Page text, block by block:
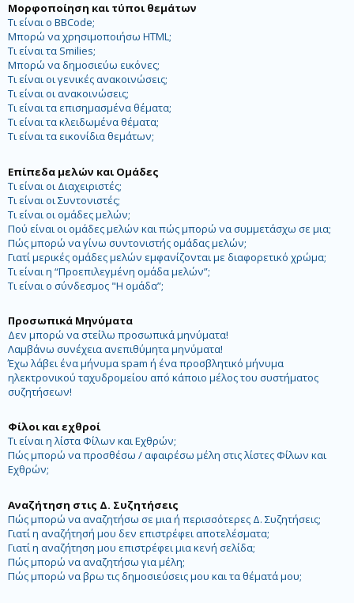
Μορφοποίηση και τύποι θεμάτων
Τι είναι ο BBCode;
Μπορώ να χρησιμοποιήσω HTML;
Τι είναι τα Smilies;
Μπορώ να δημοσιεύω εικόνες;
Τι είναι οι γενικές ανακοινώσεις;
Τι είναι οι ανακοινώσεις;
Τι είναι τα επισημασμένα θέματα;
Τι είναι τα κλειδωμένα θέματα;
Τι είναι τα εικονίδια θεμάτων;
Επίπεδα μελών και Ομάδες
Τι είναι οι Διαχειριστές;
Τι είναι οι Συντονιστές;
Τι είναι οι ομάδες μελών;
Πού είναι οι ομάδες μελών και πώς μπορώ να συμμετάσχω σε μια;
Πώς μπορώ να γίνω συντονιστής ομάδας μελών;
Γιατί μερικές ομάδες μελών εμφανίζονται με διαφορετικό χρώμα;
Τι είναι η “Προεπιλεγμένη ομάδα μελών”;
Τι είναι ο σύνδεσμος "Η ομάδα”;
Προσωπικά Μηνύματα
Δεν μπορώ να στείλω προσωπικά μηνύματα!
Λαμβάνω συνέχεια ανεπιθύμητα μηνύματα!
Έχω λάβει ένα μήνυμα spam ή ένα προσβλητικό μήνυμα
ηλεκτρονικού ταχυδρομείου από κάποιο μέλος του συστήματος
συζητήσεων!
Φίλοι και εχθροί
Τι είναι η λίστα Φίλων και Εχθρών;
Πώς μπορώ να προσθέσω / αφαιρέσω μέλη στις λίστες Φίλων και
Εχθρών;
Αναζήτηση στις Δ. Συζητήσεις
Πώς μπορώ να αναζητήσω σε μια ή περισσότερες Δ. Συζητήσεις;
Γιατί η αναζήτησή μου δεν επιστρέφει αποτελέσματα;
Γιατί η αναζήτηση μου επιστρέφει μια κενή σελίδα;
Πώς μπορώ να αναζητήσω για μέλη;
Πώς μπορώ να βρω τις δημοσιεύσεις μου και τα θέματά μου;